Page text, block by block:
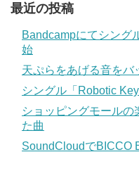
最近の投稿
Bandcampにてシング
始
天ぷらをあげる音をバ
シングル「Robotic
ショッピングモールの
た曲
SoundCloudでBICCO